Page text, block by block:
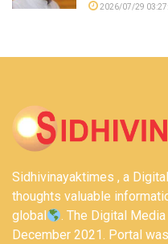
2026/07/29
Sidhivinayaktimes , a
thoughts valuable
global
. The Digital
December 2021. Portal